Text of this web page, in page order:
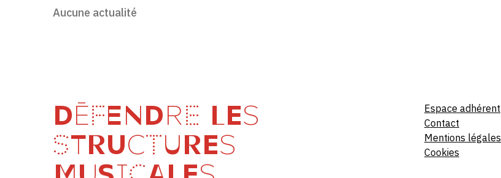
Aucune actualité
DÉFENDRE LES
STRUCTURES
Espace adhérent
Contact
Mentions légales
Cookies